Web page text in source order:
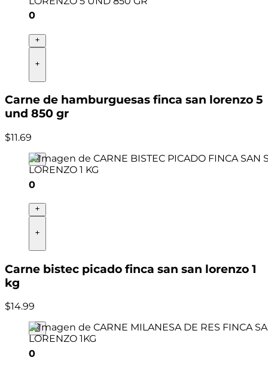
0
Carne de hamburguesas finca san lorenzo 5
und 850 gr
$11.69
0
Carne bistec picado finca san san lorenzo 1
kg
$14.99
0